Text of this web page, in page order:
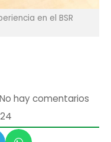
en el BSR
No hay comentarios